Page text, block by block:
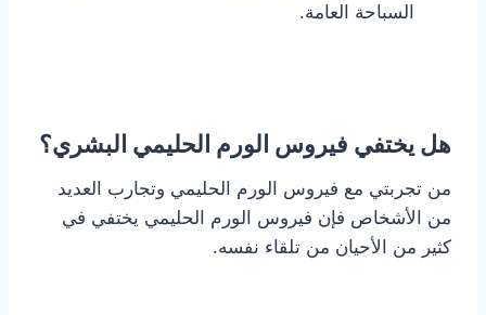
السباحة العامة.
هل يختفي فيروس الورم الحليمي البشري؟
من تجربتي مع فيروس الورم الحليمي وتجارب العديد
من الأشخاص فإن فيروس الورم الحليمي يختفي في
كثير من الأحيان من تلقاء نفسه.